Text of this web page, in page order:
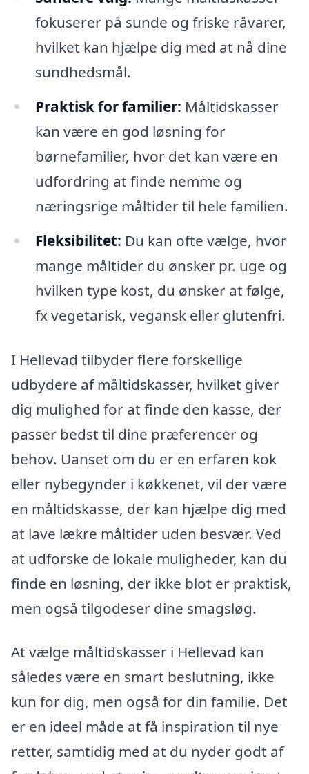
fokuserer på sunde og friske råvarer,
hvilket kan hjælpe dig med at nå dine
sundhedsmål.
Praktisk for familier: Måltidskasser
kan være en god løsning for
børnefamilier, hvor det kan være en
udfordring at finde nemme og
næringsrige måltider til hele familien.
Fleksibilitet: Du kan ofte vælge, hvor
mange måltider du ønsker pr. uge og
hvilken type kost, du ønsker at følge,
fx vegetarisk, vegansk eller glutenfri.
I Hellevad tilbyder flere forskellige
udbydere af måltidskasser, hvilket giver
dig mulighed for at finde den kasse, der
passer bedst til dine præferencer og
behov. Uanset om du er en erfaren kok
eller nybegynder i køkkenet, vil der være
en måltidskasse, der kan hjælpe dig med
at lave lækre måltider uden besvær. Ved
at udforske de lokale muligheder, kan du
finde en løsning, der ikke blot er praktisk,
men også tilgodeser dine smagsløg.
At vælge måltidskasser i Hellevad kan
således være en smart beslutning, ikke
kun for dig, men også for din familie. Det
er en ideel måde at få inspiration til nye
retter, samtidig med at du nyder godt af